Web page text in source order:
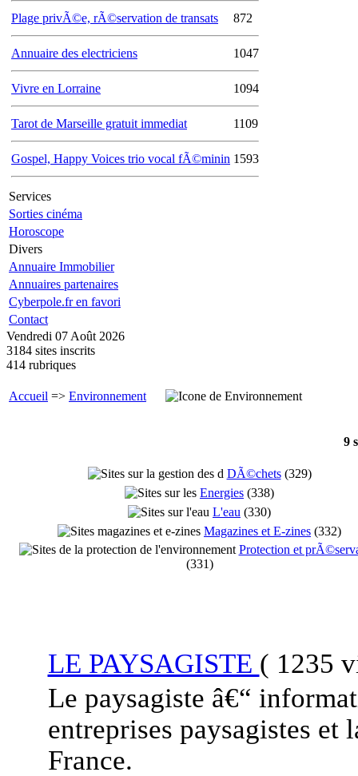
Plage privÃ©e, rÃ©servation de transats 872
Annuaire des electriciens 1047
Vivre en Lorraine 1094
Tarot de Marseille gratuit immediat 1109
Gospel, Happy Voices trio vocal fÃ©minin 1593
Services
Sorties cinéma
Horoscope
Divers
Annuaire Immobilier
Annuaires partenaires
Cyberpole.fr en favori
Contact
Vendredi 07 Août 2026
3184 sites inscrits
414 rubriques
Accueil => Environnement
9
DÃ©chets(329)
Energies (338)
L'eau (330)
Magazines et E-zines (332)
Protection et
(331)
LE PAYSAGISTE ( 1235
Le paysagiste â€“
entreprises paysagistes et
France.